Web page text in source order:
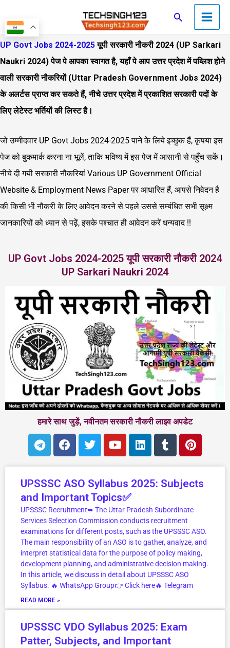
to
content
SearchMain
Menu
UP Govt Jobs 2024-2025यूपी सरकारी नौकरी 2024 (UP Sarkari
Naukri 2024) पेज पे आपका स्वागत है, यहाँ पे आप उत्तर प्रदेश में पब्लिश होने
वाली सरकारी नौकरियों (Uttar Pradesh Government Jobs 2024)
के अलर्टस प्राप्त कर सकते हैं, नीचे उत्तर प्रदेश में प्रकाशित सरकारी पदों के
लिए लेटेस्ट भर्तियों की लिस्ट है।
जो उम्मीदवार UP Govt Jobs 2024-2025 पाने के लिये इच्छुक हैं, कृपया इस
पेज को बुकमार्क करना ना भूलें, ताकि भविष्य में इस पेज में आसानी से पहुँच सकें।
नीचे दी गयी सरकारी नौकरियां Various UP Government Official
Website & Employment News Paper पर आधारित हैं, आपसे निवेदन है
की किसी भी नौकरी के लिए आवेदन करने से पहले उससे सम्बंधित सभी सूक्ष्म
जानकारियों को ध्यान से पढ़ें, इसके पश्चात ही आवेदन करें धन्यवाद !!
UP Govt Jobs 2024-2025 यूपी सरकारी नौकरी 2024
UP Sarkari Naukri 2024
हमारे साथ जुड़ें, नवीनतम सरकारी नौकरी लाइव अपडेट
T
e
g
r
a
m
F
a
b
o
o
k
T
w
t
e
r
Y
o
u
b
e
L
i
e
i
n
T
u
l
P
i
e
e
t
UPSSSC ASO Syllabus 2025: Subjects
and Important Topics✅
UPSSSC Recruitment➥ The Uttar Pradesh Subordinate
Services Selection Commission conducts recruitment
examinations for different posts, such as the UPSSSC ASO.
The main responsibility of an ASO is to gather, analyze, and
interpret statistical data for the purpose of policy making,
development planning, and administrative decision making.
In this article, we discuss in detail about UPSSSC ASO
Syllabus. 🔥 WhatsApp Group👉 Click here‎️‍🔥 Telegram
READ MORE »
UPSSSC VDO Syllabus 2025: Exam
Patter, Subjects, and Important
a
g
e
a
g
e
a
g
e
a
g
e